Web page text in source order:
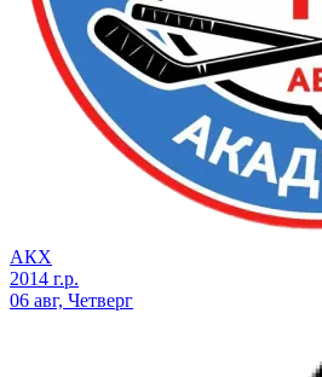
АКХ
2014 г.р.
06 авг, Четверг